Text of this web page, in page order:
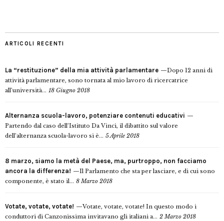
ARTICOLI RECENTI
La “restituzione” della mia attività parlamentare
Dopo 12 anni di
attività parlamentare, sono tornata al mio lavoro di ricercatrice
all’università... 18 Giugno 2018
Alternanza scuola-lavoro, potenziare contenuti educativi
Partendo dal caso dell’Istituto Da Vinci, il dibattito sul valore
dell’alternanza scuola-lavoro si è... 5 Aprile 2018
8 marzo, siamo la metà del Paese, ma, purtroppo, non facciamo
ancora la differenza!
Il Parlamento che sta per lasciare, e di cui sono
componente, è stato il... 8 Marzo 2018
Votate, votate, votate!
Votate, votate, votate! In questo modo i
conduttori di Canzonissima invitavano gli italiani a... 2 Marzo 2018